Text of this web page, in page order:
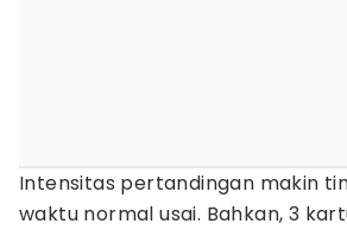
Intensitas pertandingan makin
waktu normal usai. Bahkan, 3